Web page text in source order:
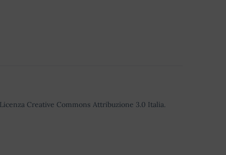
Creative Commons Attribuzione 3.0 Italia.